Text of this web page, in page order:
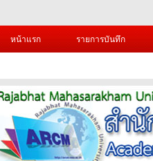
หน้าแรก
รายการบันทึก